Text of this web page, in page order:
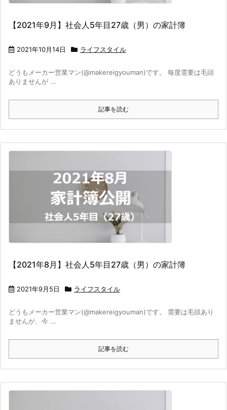
【2021年9月】社会人5年目27歳（男）の家計簿
2021年10月14日 ライフスタイル
どうもメーカー営業マン(@makereigyouman)です。 毎度需要は毛頭
ありませんが ...
記事を読む
【2021年8月】社会人5年目27歳（男）の家計簿
2021年9月5日 ライフスタイル
どうもメーカー営業マン(@makereigyouman)です。 需要は毛頭あり
ませんが、今 ...
記事を読む